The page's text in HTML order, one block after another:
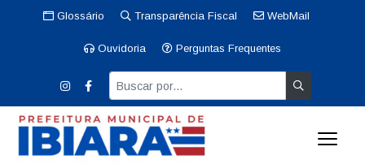
Glossário Transparência Fiscal WebMail
Ouvidoria Perguntas Frequentes